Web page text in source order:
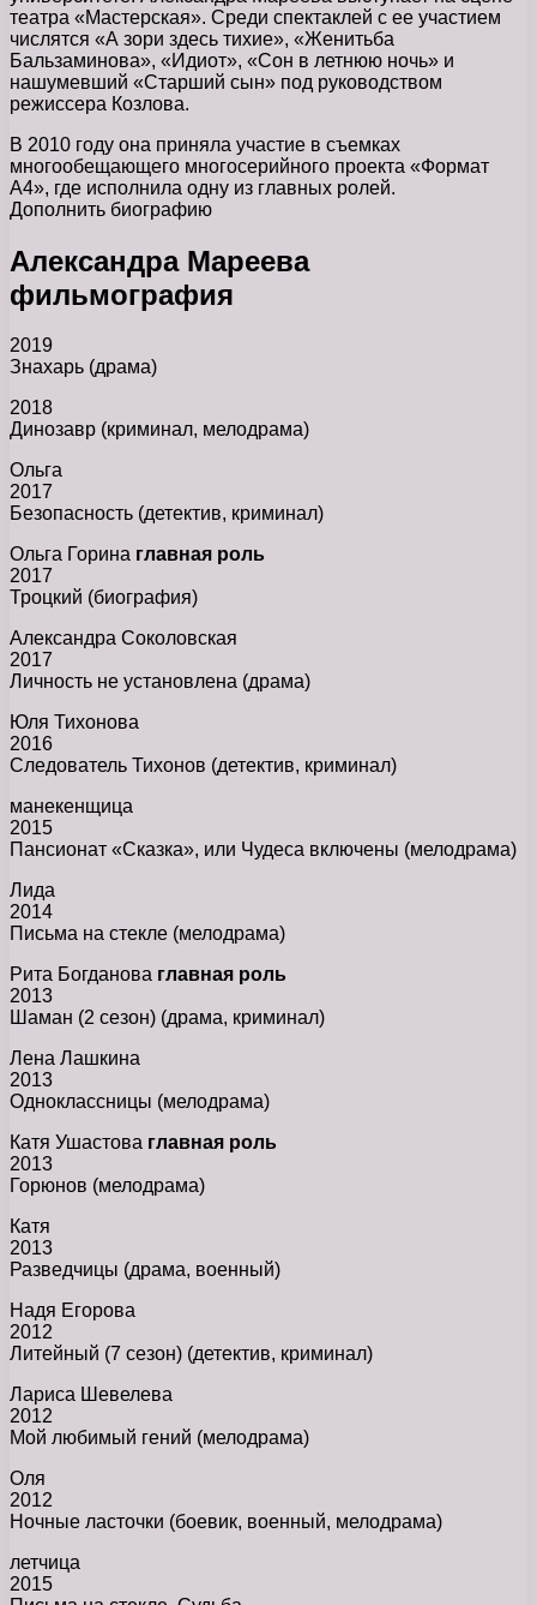
театра «Мастерская». Среди спектаклей с ее участием
числятся «А зори здесь тихие», «Женитьба
Бальзаминова», «Идиот», «Сон в летнюю ночь» и
нашумевший «Старший сын» под руководством
режиссера Козлова.
В 2010 году она приняла участие в съемках
многообещающего многосерийного проекта «Формат
А4», где исполнила одну из главных ролей.
Дополнить биографию
Александра Мареева
фильмография
2019
Знахарь (драма)
2018
Динозавр (криминал, мелодрама)
Ольга
2017
Безопасность (детектив, криминал)
Ольга Горина главная роль
2017
Троцкий (биография)
Александра Соколовская
2017
Личность не установлена (драма)
Юля Тихонова
2016
Следователь Тихонов (детектив, криминал)
манекенщица
2015
Пансионат «Сказка», или Чудеса включены (мелодрама)
Лида
2014
Письма на стекле (мелодрама)
Рита Богданова главная роль
2013
Шаман (2 сезон) (драма, криминал)
Лена Лашкина
2013
Одноклассницы (мелодрама)
Катя Ушастова главная роль
2013
Горюнов (мелодрама)
Катя
2013
Разведчицы (драма, военный)
Надя Егорова
2012
Литейный (7 сезон) (детектив, криминал)
Лариса Шевелева
2012
Мой любимый гений (мелодрама)
Оля
2012
Ночные ласточки (боевик, военный, мелодрама)
летчица
2015